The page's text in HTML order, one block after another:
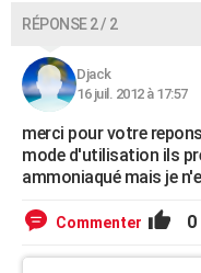
Bricolage
Lifestyle
Culture
Sport
Auto
Television
Voyage
Cinema
RÉPONSE 2 / 2
Djack
16 juil. 2012 à 17:57
merci pour votre
mode d'utilisation ils
ammoniaqué mais je
Commenter 0